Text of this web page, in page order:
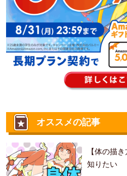
オススメの記事
【体の描
知りたい